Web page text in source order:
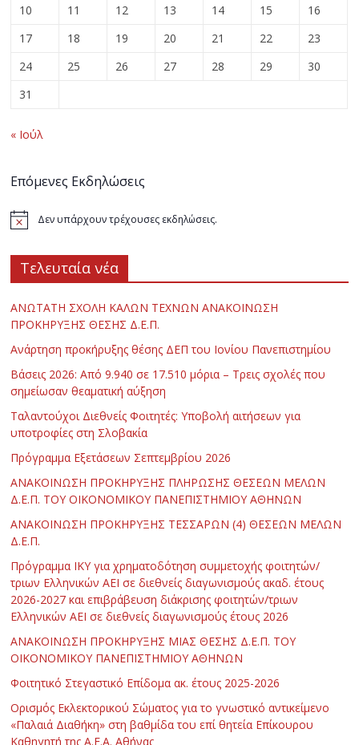
10
11 12 13 14 15
16
17
18 19 20 21 22
23
24
25 26 27 28 29
30
31
« Ιούλ
Επόμενες Εκδηλώσεις
Δεν υπάρχουν τρέχουσες εκδηλώσεις.
Τελευταία νέα
ΑΝΩΤΑΤΗ ΣΧΟΛΗ ΚΑΛΩΝ ΤΕΧΝΩΝ ΑΝΑΚΟΙΝΩΣΗ
ΠΡΟΚΗΡΥΞΗΣ ΘΕΣΗΣ Δ.Ε.Π.
Ανάρτηση προκήρυξης θέσης ΔΕΠ του Ιονίου Πανεπιστημίου
Βάσεις 2026: Από 9.940 σε 17.510 μόρια – Τρεις σχολές που
σημείωσαν θεαματική αύξηση
Ταλαντούχοι Διεθνείς Φοιτητές: Υποβολή αιτήσεων για
υποτροφίες στη Σλοβακία
Πρόγραμμα Εξετάσεων Σεπτεμβρίου 2026
ΑΝΑΚΟΙΝΩΣΗ ΠΡΟΚΗΡΥΞΗΣ ΠΛΗΡΩΣΗΣ ΘΕΣΕΩΝ ΜΕΛΩΝ
Δ.Ε.Π. ΤΟΥ ΟΙΚΟΝΟΜΙΚΟΥ ΠΑΝΕΠΙΣΤΗΜΙΟΥ ΑΘΗΝΩΝ
ΑΝΑΚΟΙΝΩΣΗ ΠΡΟΚΗΡΥΞΗΣ ΤΕΣΣΑΡΩΝ (4) ΘΕΣΕΩΝ ΜΕΛΩΝ
Δ.Ε.Π.
Πρόγραμμα ΙΚΥ για χρηματοδότηση συμμετοχής φοιτητών/
τριων Ελληνικών ΑΕΙ σε διεθνείς διαγωνισμούς ακαδ. έτους
2026-2027 και επιβράβευση διάκρισης φοιτητών/τριων
Ελληνικών ΑΕΙ σε διεθνείς διαγωνισμούς έτους 2026
ΑΝΑΚΟΙΝΩΣΗ ΠΡΟΚΗΡΥΞΗΣ ΜΙΑΣ ΘΕΣΗΣ Δ.Ε.Π. ΤΟΥ
ΟΙΚΟΝΟΜΙΚΟΥ ΠΑΝΕΠΙΣΤΗΜΙΟΥ ΑΘΗΝΩΝ
Φοιτητικό Στεγαστικό Επίδομα ακ. έτους 2025-2026
Ορισμός Εκλεκτορικού Σώματος για το γνωστικό αντικείμενο
«Παλαιά Διαθήκη» στη βαθμίδα του επί θητεία Επίκουρου
Καθηγητή της Α.Ε.Α. Αθήνας